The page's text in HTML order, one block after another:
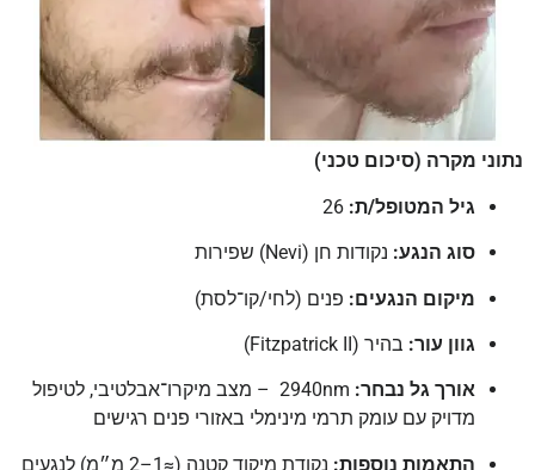
נתוני מקרה (סיכום טכני)
גיל המטופל/ת:
סוג הנגע: נקודות חן (Nevi) שפירות
מיקום הנגעים: פנים (לחי/קו־לסת)
גוון עור: בהיר (Fitzpatrick II)
אורך גל נבחר:
2940nm – מצב מיקרו־אבלטיבי, לטיפול
מדויק עם עומק תרמי מינימלי באזורי פנים רגישים
התאמות נוספות:
נקודת מיקוד קטנה (≈1–2 מ״מ) לנגעים